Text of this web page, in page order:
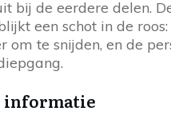
bij de eerdere delen.
een schot in de roos:
om te snijden, en de
informatie